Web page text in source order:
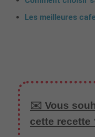
Les meilleures
✉️ Vous
cette recette